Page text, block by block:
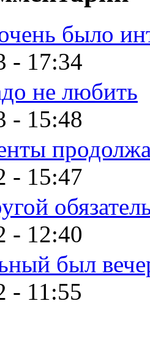
было
- 17:34
не любить
- 15:48
- 15:47
- 12:40
был
- 11:55